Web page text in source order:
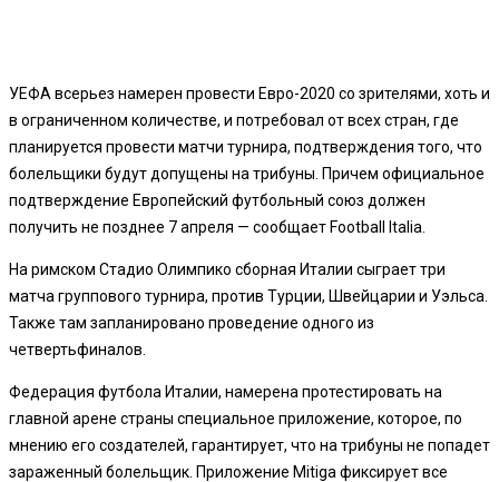
УЕФА всерьез намерен провести Евро-2020 со зрителями, хоть и
в ограниченном количестве, и потребовал от всех стран, где
планируется провести матчи турнира, подтверждения того, что
болельщики будут допущены на трибуны. Причем официальное
подтверждение Европейский футбольный союз должен
получить не позднее 7 апреля — сообщает Football Italia.
На римском Стадио Олимпико сборная Италии сыграет три
матча группового турнира, против Турции, Швейцарии и Уэльса.
Также там запланировано проведение одного из
четвертьфиналов.
Федерация футбола Италии, намерена протестировать на
главной арене страны специальное приложение, которое, по
мнению его создателей, гарантирует, что на трибуны не попадет
зараженный болельщик. Приложение Mitiga фиксирует все